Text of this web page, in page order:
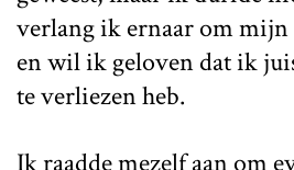
verlang ik ernaar om
en wil ik geloven dat ik
te verliezen heb.
Ik raadde mezelf aan om